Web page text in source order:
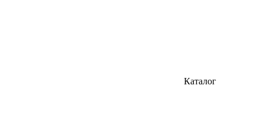
Каталог